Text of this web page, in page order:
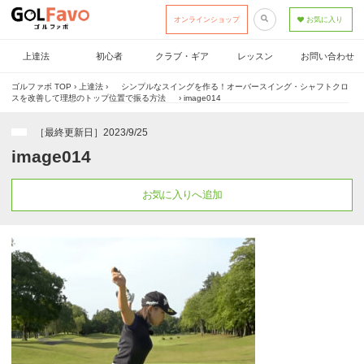
オンラインショップ お気に入り
上達法 初心者 クラブ・ギア レッスン お問い合わせ
ゴルファボ TOP › 上達法 ›
シンプルなスイングを作る！オーバースイング・シャフトクロ
スを改善して理想のトップ位置で振る方法
›image014
［最終更新日］2023/9/25
image014
お気に入りへ追加